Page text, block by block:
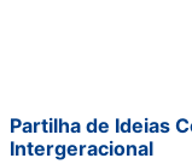
Partilha de Ideias
Intergeracional